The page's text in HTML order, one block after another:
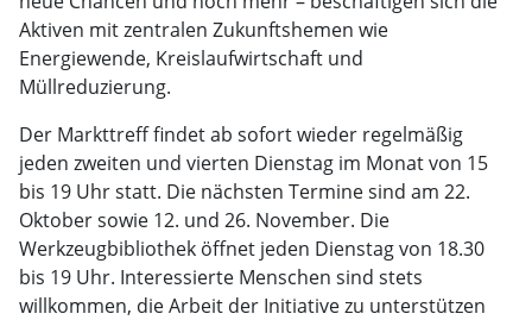
Aktiven mit zentralen Zukunftshemen wie
Energiewende, Kreislaufwirtschaft und
Müllreduzierung.
Der Markttreff findet ab sofort wieder regelmäßig
jeden zweiten und vierten Dienstag im Monat von 15
bis 19 Uhr statt. Die nächsten Termine sind am 22.
Oktober sowie 12. und 26. November. Die
Werkzeugbibliothek öffnet jeden Dienstag von 18.30
bis 19 Uhr. Interessierte Menschen sind stets
willkommen, die Arbeit der Initiative zu unterstützen